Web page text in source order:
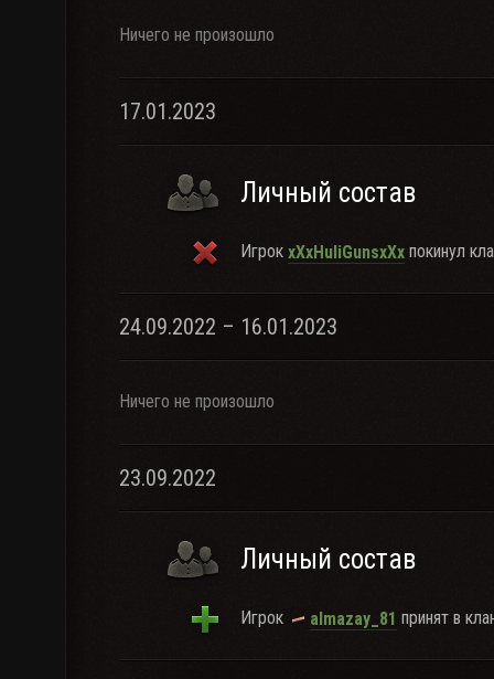
Ничего не произошло
17.01.2023
Личный состав
Игрок xXxHuliGunsxXx покинул
24.09.2022 – 16.01.2023
Ничего не произошло
23.09.2022
Личный состав
Игрок almazay_81 принят в